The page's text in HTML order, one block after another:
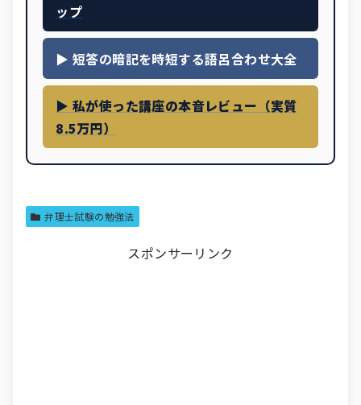
ップ
▶ 短答の暗記を時短する語呂合わせ大全
▶ 私が使った講座の本音レビュー（実質
8.5万円）
弁理士試験の勉強法
スポンサーリンク